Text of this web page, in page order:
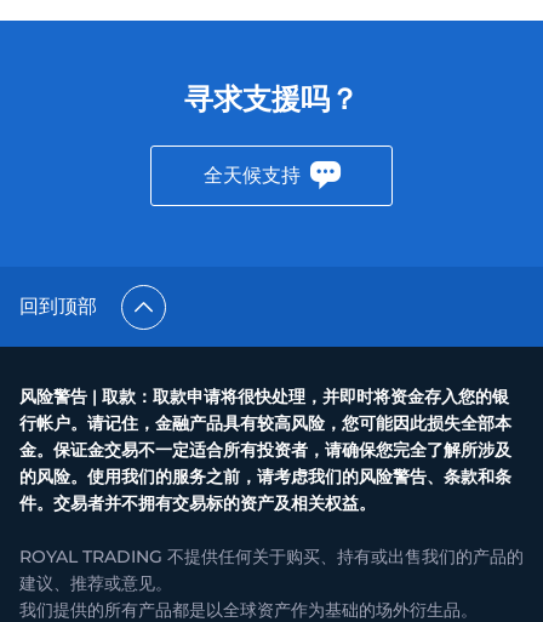
寻求支援吗？
全天候支持
回到顶部
风险警告 | 取款：取款申请将很快处理，并即时将资金存入您的银
行帐户。请记住，金融产品具有较高风险，您可能因此损失全部本
金。保证金交易不一定适合所有投资者，请确保您完全了解所涉及
的风险。使用我们的服务之前，请考虑我们的风险警告、条款和条
件。交易者并不拥有交易标的资产及相关权益。
ROYAL TRADING 不提供任何关于购买、持有或出售我们的产品的
建议、推荐或意见。
我们提供的所有产品都是以全球资产作为基础的场外衍生品。